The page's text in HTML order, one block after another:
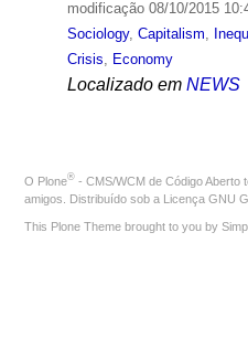
modificação08/10/2015
Sociology, Capitalism
Crisis
Economy
Localizado em NEWS
O Plone® - CMS/WCM de Código Aberto
amigos. Distribuído sob a Licença GNU
This Plone Theme brought to you by